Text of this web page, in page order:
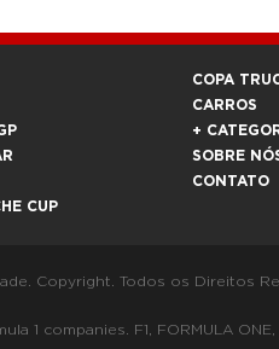
CUP
COPA
CARROS
+
SOBRE
CONTATO
Copyright. Todos os Direitos
F1, FORMULA ONE,